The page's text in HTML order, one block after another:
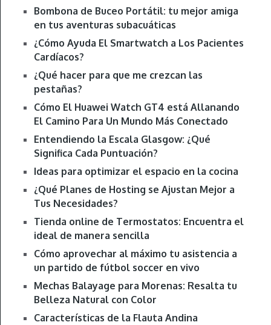
Bombona de Buceo Portátil: tu mejor amiga
en tus aventuras subacuáticas
¿Cómo Ayuda El Smartwatch a Los Pacientes
Cardíacos?
¿Qué hacer para que me crezcan las
pestañas?
Cómo El Huawei Watch GT4 está Allanando
El Camino Para Un Mundo Más Conectado
Entendiendo la Escala Glasgow: ¿Qué
Significa Cada Puntuación?
Ideas para optimizar el espacio en la cocina
¿Qué Planes de Hosting se Ajustan Mejor a
Tus Necesidades?
Tienda online de Termostatos: Encuentra el
ideal de manera sencilla
Cómo aprovechar al máximo tu asistencia a
un partido de fútbol soccer en vivo
Mechas Balayage para Morenas: Resalta tu
Belleza Natural con Color
Características de la Flauta Andina